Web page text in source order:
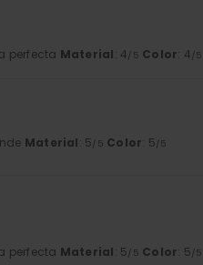
perfecta Material: 4/5 Color: 4/5
Material: 5/5 Color: 5/5
perfecta Material: 5/5 Color: 5/5